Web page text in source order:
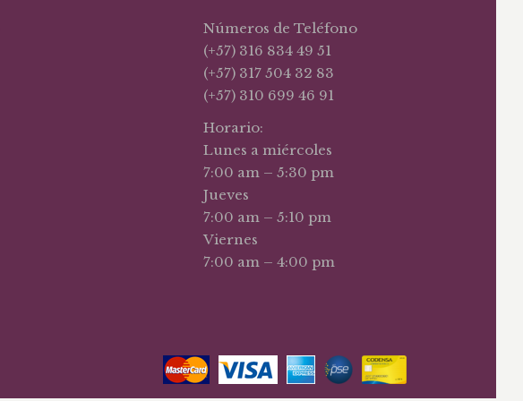
Números de Teléfono
(+57) 316 834 49 51
(+57) 317 504 32 83
(+57) 310 699 46 91
Horario:
Lunes a miércoles
7:00 am – 5:30 pm
Jueves
7:00 am – 5:10 pm
Viernes
7:00 am – 4:00 pm